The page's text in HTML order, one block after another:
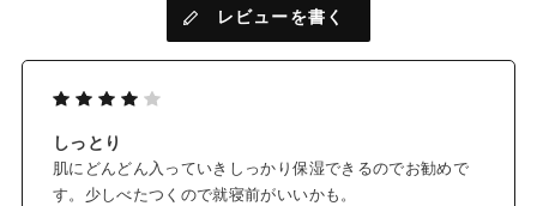
レビューを書く
しっとり
肌にどんどん入っていきしっかり保湿できるのでお勧めで
す。少しべたつくので就寝前がいいかも。